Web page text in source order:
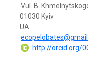
Vul. B.
01030 Kyiv
UA
http://orcid.org/